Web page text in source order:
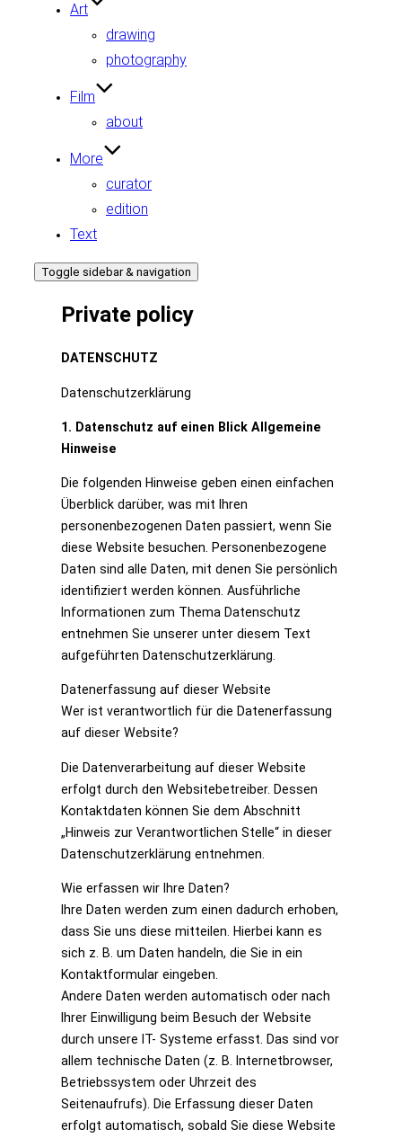
Art
drawing
photography
Film
about
More
curator
edition
Text
Toggle sidebar & navigation
Private policy
DATENSCHUTZ
Datenschutzerklärung
1. Datenschutz auf einen Blick Allgemeine
Hinweise
Die folgenden Hinweise geben einen einfachen
Überblick darüber, was mit Ihren
personenbezogenen Daten passiert, wenn Sie
diese Website besuchen. Personenbezogene
Daten sind alle Daten, mit denen Sie persönlich
identifiziert werden können. Ausführliche
Informationen zum Thema Datenschutz
entnehmen Sie unserer unter diesem Text
aufgeführten Datenschutzerklärung.
Datenerfassung auf dieser Website
Wer ist verantwortlich für die Datenerfassung
auf dieser Website?
Die Datenverarbeitung auf dieser Website
erfolgt durch den Websitebetreiber. Dessen
Kontaktdaten können Sie dem Abschnitt
„Hinweis zur Verantwortlichen Stelle“ in dieser
Datenschutzerklärung entnehmen.
Wie erfassen wir Ihre Daten?
Ihre Daten werden zum einen dadurch erhoben,
dass Sie uns diese mitteilen. Hierbei kann es
sich z. B. um Daten handeln, die Sie in ein
Kontaktformular eingeben.
Andere Daten werden automatisch oder nach
Ihrer Einwilligung beim Besuch der Website
durch unsere IT- Systeme erfasst. Das sind vor
allem technische Daten (z. B. Internetbrowser,
Betriebssystem oder Uhrzeit des
Seitenaufrufs). Die Erfassung dieser Daten
erfolgt automatisch, sobald Sie diese Website